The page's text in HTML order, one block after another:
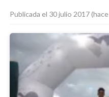
Publicada el 30 julio 2017